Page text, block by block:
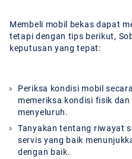
Membeli mobil bekas dapat
tetapi dengan tips berikut,
keputusan yang tepat:
Periksa kondisi mobil
memeriksa kondisi fisik
menyeluruh.
Tanyakan tentang riwayat
servis yang baik
dengan baik.